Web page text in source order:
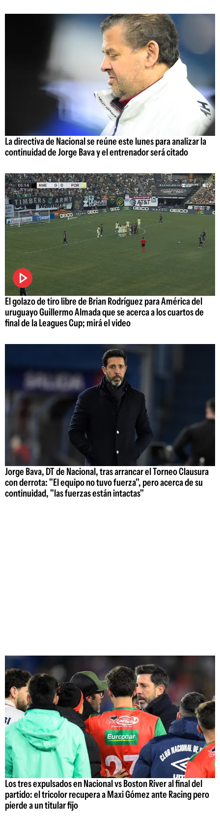
La directiva de Nacional se reúne este lunes para analizar la
continuidad de Jorge Bava y el entrenador será citado
El golazo de tiro libre de Brian Rodríguez para América del
uruguayo Guillermo Almada que se acerca a los cuartos de
final de la Leagues Cup; mirá el video
Jorge Bava, DT de Nacional, tras arrancar el Torneo Clausura
con derrota: "El equipo no tuvo fuerza", pero acerca de su
continuidad, "las fuerzas están intactas"
Los tres expulsados en Nacional vs Boston River al final del
partido: el tricolor recupera a Maxi Gómez ante Racing pero
pierde a un titular fijo